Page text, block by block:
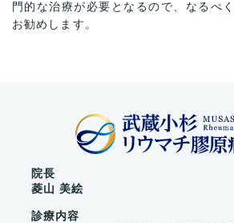
門的な治療が必要となるので、なるべ
お勧めします。
院長
菱山 美絵
診療内容